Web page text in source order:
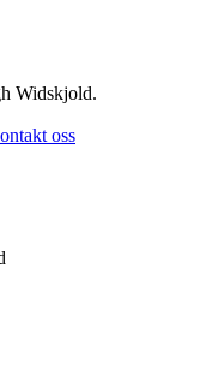
Widskjold.
oss